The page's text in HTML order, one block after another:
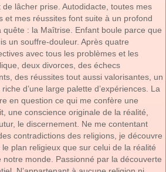
lâcher prise. Autodidacte, toutes mes
et mes réussites font suite à un profond
: la Maîtrise. Enfant boule parce que
un souffre-douleur. Après quatre
avec tous les problèmes et les
deux divorces, des échecs
des réussites tout aussi valorisantes, un
d’une large palette d’expériences. La
en question ce qui me confère une
une conscience originale de la réalité,
le discernement. Ne me contentant
contradictions des religions, je découvre
plan religieux que sur celui de la réalité
monde. Passionné par la découverte